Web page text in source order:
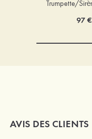
97 €
AVIS DES CLIENTS